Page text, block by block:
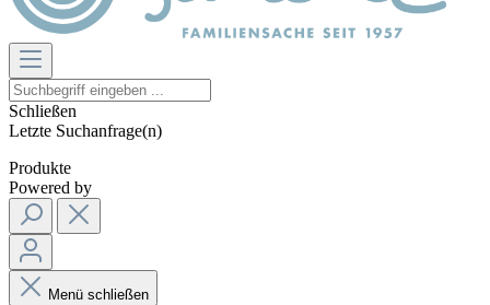
Schließen
Letzte Suchanfrage(n)
Produkte
Powered by
Menü schließen